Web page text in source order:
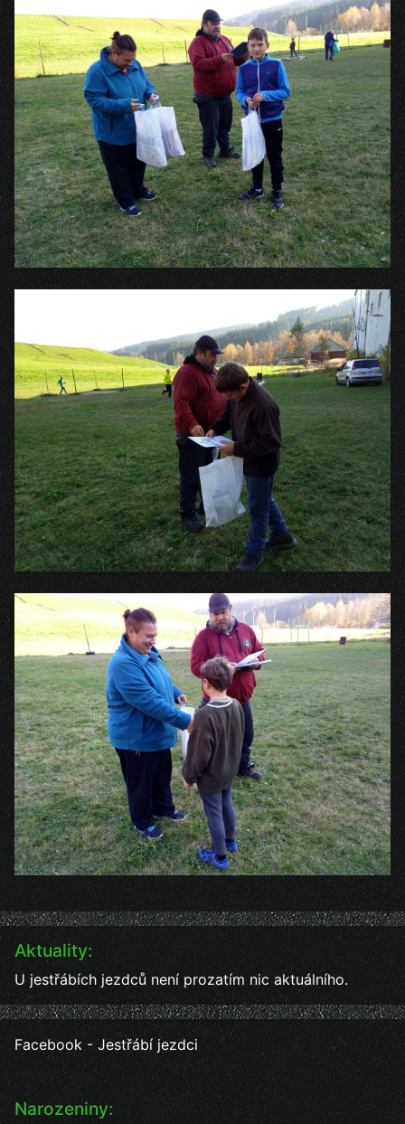
Aktuality:
U jestřábích jezdců není prozatím nic aktuálního.
Facebook - Jestřábí jezdci
Narozeniny: